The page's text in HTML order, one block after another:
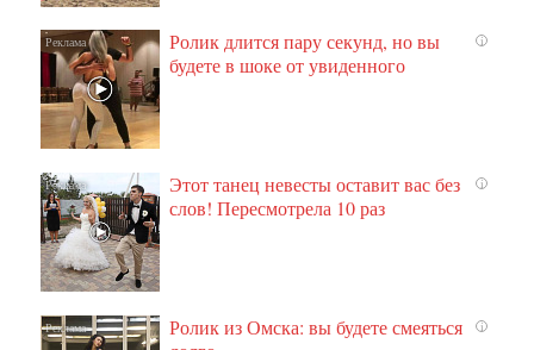
i
Ролик длится пару секунд, но вы
будете в шоке от увиденного
i
Этот танец невесты оставит вас без
слов! Пересмотрела 10 раз
i
Ролик из Омска: вы будете смеяться